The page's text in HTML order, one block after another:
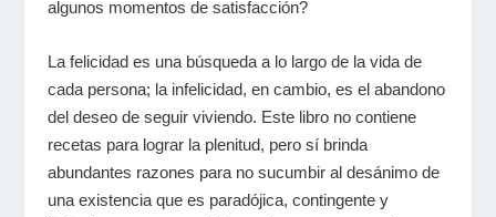
algunos momentos de satisfacción?
La felicidad es una búsqueda a lo largo de la vida de
cada persona; la infelicidad, en cambio, es el abandono
del deseo de seguir viviendo. Este libro no contiene
recetas para lograr la plenitud, pero sí brinda
abundantes razones para no sucumbir al desánimo de
una existencia que es paradójica, contingente y